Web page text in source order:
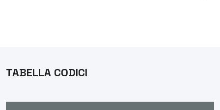
TABELLA CODICI